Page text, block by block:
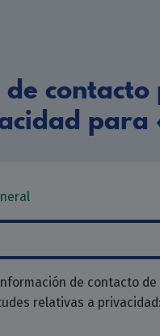
para
de contacto de
relativas a privacidad: